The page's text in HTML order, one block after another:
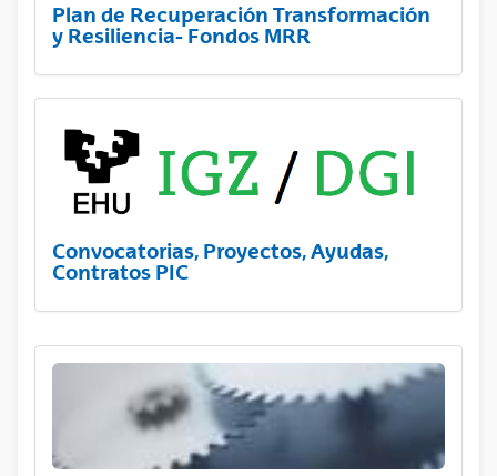
Plan de Recuperación Transformación
y Resiliencia- Fondos MRR
Convocatorias, Proyectos, Ayudas,
Contratos PIC